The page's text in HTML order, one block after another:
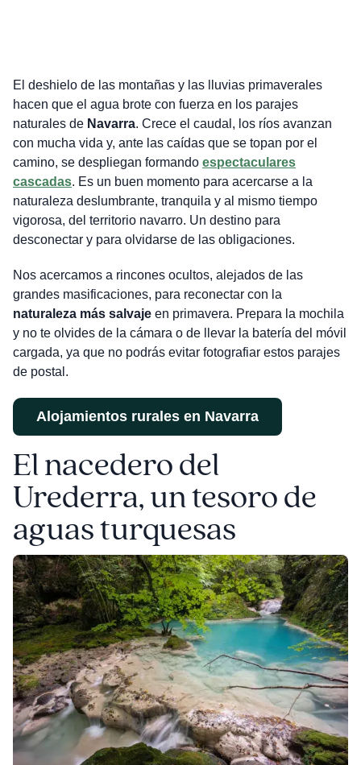
El deshielo de las montañas y las lluvias primaverales
hacen que el agua brote con fuerza en los parajes
naturales de Navarra. Crece el caudal, los ríos avanzan
con mucha vida y, ante las caídas que se topan por el
camino, se despliegan formando espectaculares
cascadas. Es un buen momento para acercarse a la
naturaleza deslumbrante, tranquila y al mismo tiempo
vigorosa, del territorio navarro. Un destino para
desconectar y para olvidarse de las obligaciones.
Nos acercamos a rincones ocultos, alejados de las
grandes masificaciones, para reconectar con la
naturaleza más salvajeen primavera. Prepara la mochila
y no te olvides de la cámara o de llevar la batería del móvil
cargada, ya que no podrás evitar fotografiar estos parajes
de postal.
Alojamientos rurales en Navarra
El nacedero del
Urederra, un tesoro de
aguas turquesas